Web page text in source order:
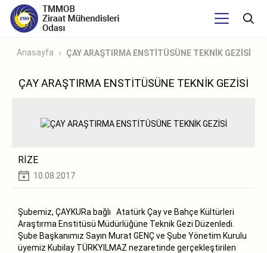
Anasayfa ÇAY ARAŞTIRMA ENSTİTÜSÜNE TEKNİK GEZİSİ
ÇAY ARAŞTIRMA ENSTİTÜSÜNE TEKNİK GEZİSİ
RİZE
10.08.2017
Şubemiz, ÇAYKURa bağlı Atatürk Çay ve Bahçe Kültürleri
Araştırma Enstitüsü Müdürlüğüne Teknik Gezi Düzenledi.
Şube Başkanımız Sayın Murat GENÇ ve Şube Yönetim Kurulu
üyemiz Kubilay TÜRKYILMAZ nezaretinde gerçekleştirilen